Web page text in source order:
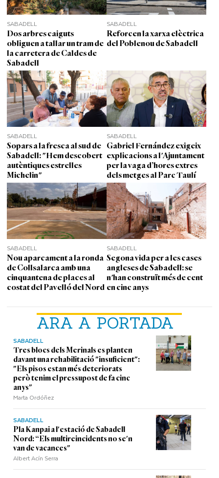
ARA A PORTADA
SABADELL
Tres blocs dels Merinals es planten
davant una rehabilitació "insuficient":
"Els pisos estan més deteriorats
però tenim el pressupost de fa cinc
anys"
Marta Ordóñez
SABADELL
Pla Kanpai a l'estació de Sabadell
Nord: “Els multireincidents no se'n
van de vacances"
Albert Acín Serra
SABADELL
Dos arbres caiguts
obliguen a tallar un tram de
la carretera de Caldes de
Sabadell
SABADELL
Reforcen la xarxa elèctrica
del Poblenou de Sabadell
SABADELL
Sopars a la fresca al sud de
Sabadell: "Hem descobert
autèntiques estrelles
Michelin"
SABADELL
Gabriel Fernández exigeix
explicacions a l'Ajuntament
per la vaga d’hores extres
dels metges al Parc Taulí
SABADELL
Nou aparcament a la ronda
de Collsalarca amb una
cinquantena de places al
costat del Pavelló del Nord
SABADELL
Segona vida per a les cases
angleses de Sabadell: se
n'han construït més de cent
en cinc anys